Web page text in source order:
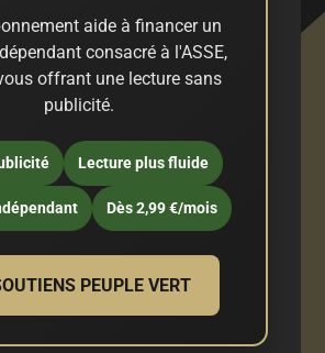
aide à financer un
consacré à l'ASSE,
offrant une lecture sans
publicité.
Lecture plus fluide
Dès 2,99 €/mois
PEUPLE VERT